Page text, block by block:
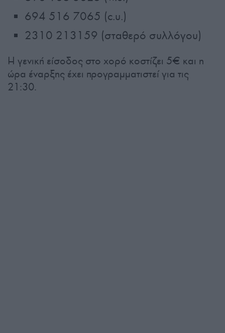
694 516 7065 (c.u.)
2310 213159 (σταθερό συλλόγου)
Η γενική είσοδος στο χορό κοστίζει 5€ και η
ώρα έναρξης έχει προγραμματιστεί για τις
21:30.